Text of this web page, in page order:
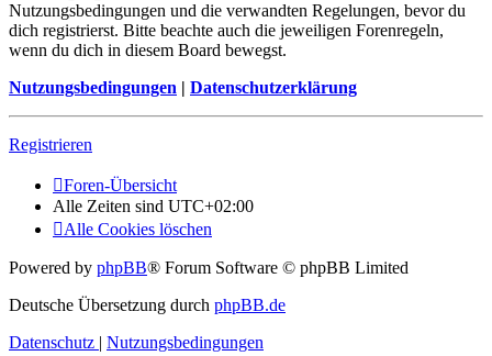
Nutzungsbedingungen und die verwandten Regelungen, bevor du
dich registrierst. Bitte beachte auch die jeweiligen Forenregeln,
wenn du dich in diesem Board bewegst.
Nutzungsbedingungen | Datenschutzerklärung
Registrieren
Foren-Übersicht
Alle Zeiten sind UTC+02:00
Alle Cookies löschen
Powered by phpBB® Forum Software © phpBB Limited
Deutsche Übersetzung durch phpBB.de
Datenschutz | Nutzungsbedingungen